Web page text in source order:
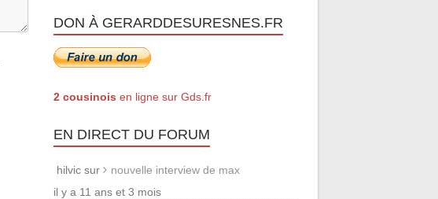
DON À GERARDDESURESNES.FR
2 cousinois en ligne sur Gds.fr
EN DIRECT DU FORUM
hilvic sur
nouvelle interview de max
il y a 11 ans et 3 mois